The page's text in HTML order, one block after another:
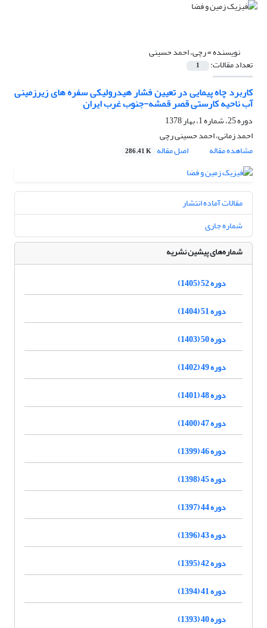
نویسنده =رچی، احمد حسینی
تعداد مقالات: 1
کاربرد چاه پیمایی در تعیین فشار هیدرولیکی سفره های زیرزمینی
آب ناحیه کارستی قصر قمشه-جنوب غرب ایران
دوره 25، شماره 1، بهار 1378
احمد زمانی، احمد حسینی رچی
مشاهده مقاله
اصل مقاله 286.41 K
مقالات آماده انتشار
شماره جاری
شماره‌های پیشین نشریه
دوره 52 (1405)
دوره 51 (1404)
دوره 50 (1403)
دوره 49 (1402)
دوره 48 (1401)
دوره 47 (1400)
دوره 46 (1399)
دوره 45 (1398)
دوره 44 (1397)
دوره 43 (1396)
دوره 42 (1395)
دوره 41 (1394)
دوره 40 (1393)